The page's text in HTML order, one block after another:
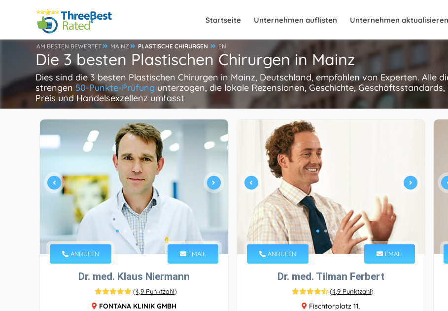
Startseite Unternehmen auflisten Unternehmen aktualisieren
AM BESTEN BEWERTET MAINZ PLASTISCHE CHIRURGEN EN
Die 3 besten Plastischen Chirurgen in Mainz
Dies sind die 3 besten Plastischen Chirurgen in Mainz, Deutschland, empfohlen von Experten. Alle
strengen 50-Punkte-Prüfung unterzogen, die lokale Rezensionen, Geschichte,
Preis und Handelsexzellenz umfasst
ANRUFEN EMAIL
Dr. med. Klaus Niermann
(4,9 Punktzahl)
FONTANA KLINIK GMBH
ANRUFEN EMAIL
Dr. med. Tilman Ferbert
(4,9 Punktzahl)
Fischtorplatz 11,